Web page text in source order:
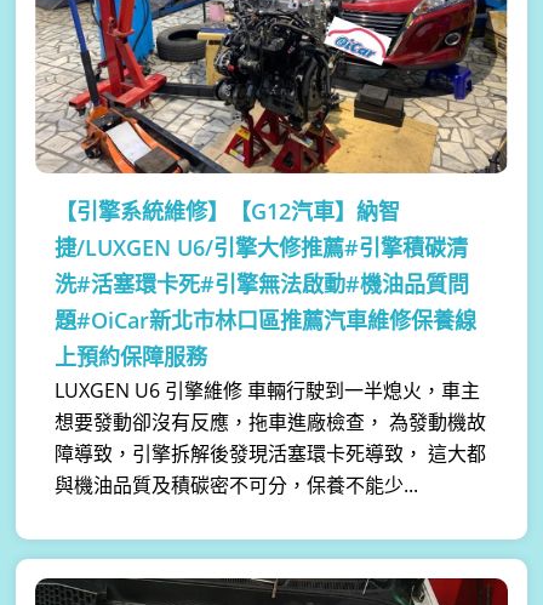
【引擎系統維修】
【G12汽車】納智
捷/LUXGEN U6/引擎大修推薦#引擎積碳清
洗#活塞環卡死#引擎無法啟動#機油品質問
題#OiCar新北市林口區推薦汽車維修保養線
上預約保障服務
LUXGEN U6 引擎維修 車輛行駛到一半熄火，車主
想要發動卻沒有反應，拖車進廠檢查， 為發動機故
障導致，引擎拆解後發現活塞環卡死導致， 這大都
與機油品質及積碳密不可分，保養不能少...